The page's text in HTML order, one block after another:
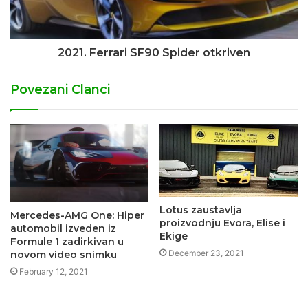
2021. Ferrari SF90 Spider otkriven
Povezani Clanci
Mercedes-AMG One: Hiper
automobil izveden iz
Formule 1 zadirkivan u
novom video snimku
February 12, 2021
Lotus zaustavlja
proizvodnju Evora, Elise i
Ekige
December 23, 2021